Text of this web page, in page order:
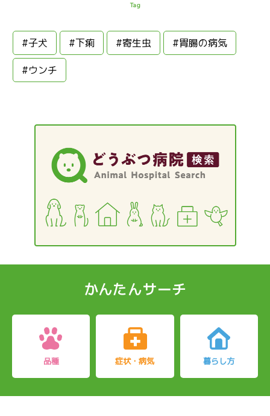
Tag
#子犬 #下痢 #寄生虫 #胃腸の病気
#ウンチ
かんたんサーチ
品種 症状・病気 暮らし方